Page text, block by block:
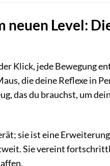
Level:
Klick, jede Bewegung
die deine Reflexe in
das du brauchst, um
sie ist eine
Sie vereint